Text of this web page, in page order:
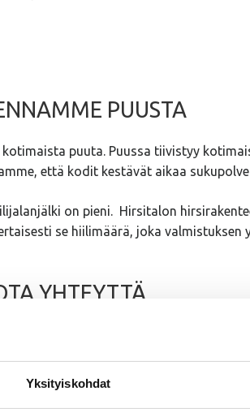
Yksityiskohdat
PUUSTA
puuta. Puussa tiivistyy
että kodit kestävät aikaa
on pieni. Hirsitalon
se hiilimäärä, joka valmistuksen
YHTEYTTÄ